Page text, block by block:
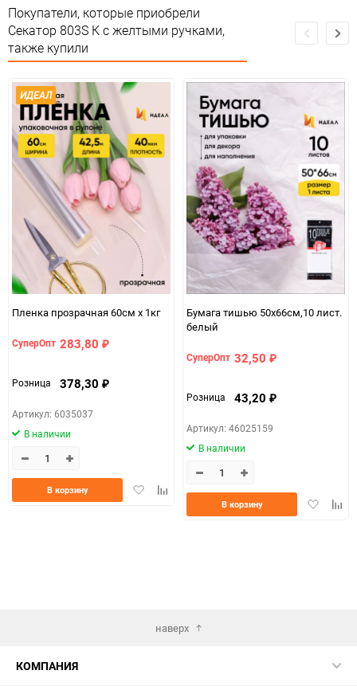
Сертификация Не подлежит сертификации
Особые условия Особых условий не требует
Количество в коробке 120
Единица измерения шт.
Покупатели, которые приобрели
Секатор 803S К с желтыми ручками,
также купили
ИДЕАЛ
Пленка прозрачная 60см x 1кг
СуперОпт 283,80 ₽
Розница 378,30 ₽
Артикул: 6035037
В наличии
ДобавитьДобавить
сравнению
В корзину
Бумага тишью 50х66см,10 лист.
белый
СуперОпт 32,50 ₽
Розница 43,20 ₽
Артикул: 46025159
В наличии
Добавить
В корзину
наверх
КОМПАНИЯ